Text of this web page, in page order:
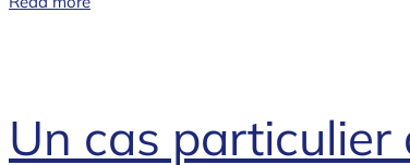
Un cas particulier